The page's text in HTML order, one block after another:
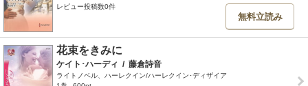
レビュー投稿数0件
無料立読み
花束をきみに
ケイト･ハーディ / 藤倉詩音
ライトノベル、ハーレクイン/ハーレクイン･ディザイア